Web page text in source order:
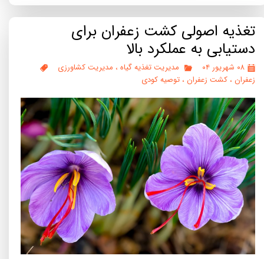
تغذیه اصولی کشت زعفران برای
دستیابی به عملکرد بالا
۰۸ شهریور ۰۴ مدیریت تغذیه گیاه ، مدیریت کشاورزی
زعفران ، کشت زعفران ، توصیه کودی